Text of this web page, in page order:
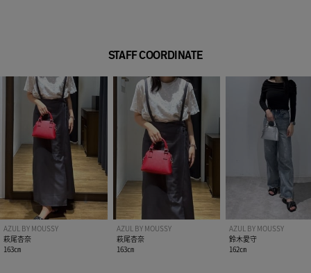
STAFF COORDINATE
AZUL BY MOUSSY
萩尾杏奈
163㎝
AZUL BY MOUSSY
萩尾杏奈
163㎝
AZUL BY MOUSSY
鈴木愛守
162㎝